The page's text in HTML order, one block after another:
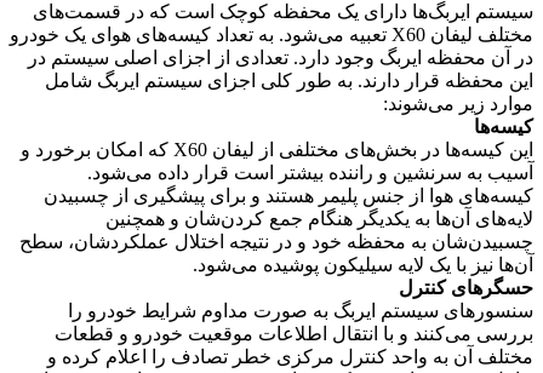
سیستم ایربگ‌ها دارای یک محفظه‌ کوچک است که در قسمت‌های
مختلف لیفان X60 تعبیه می‌شود. به تعداد کیسه‌های هوای یک خودرو
در آن محفظه‌ ایربگ وجود دارد. تعدادی از اجزای اصلی سیستم در
این محفظه قرار دارند. به طور کلی اجزای سیستم ایربگ شامل
موارد زیر می‌شوند:
کیسه‌ها
این کیسه‌ها در بخش‌های مختلفی از لیفان X60 که امکان برخورد و
آسیب به سرنشین و راننده بیشتر است قرار داده می‌شود.
کیسه‌های هوا از جنس پلیمر هستند و برای پیشگیری از چسبیدن
لایه‌های آن‌ها به یکدیگر هنگام جمع کردن‌شان و همچنین
چسبیدن‌شان به محفظه‌ خود و در نتیجه اختلال عملکرد‌شان، سطح
آن‌ها نیز با یک لایه سیلیکون پوشیده می‌شود.
حسگرهای کنترل
سنسورهای سیستم ایربگ به صورت مداوم شرایط خودرو را
بررسی می‌کنند و با انتقال اطلاعات موقعیت خودرو و قطعات
مختلف آن به واحد کنترل مرکزی خطر تصادف را اعلام کرده و